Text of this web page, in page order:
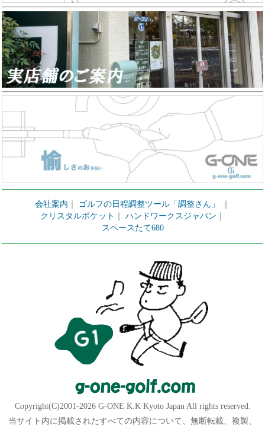
会社案内 ゴルフの日程調整ツール「調整さん」
クリスタルポケット
ハンドワークスジャパン
スペースたて680
Copyright(C)2001-2026 G-ONE K.K Kyoto Japan All rights reserved.
当サイト内に掲載されたすべての内容について、無断転載、複製、